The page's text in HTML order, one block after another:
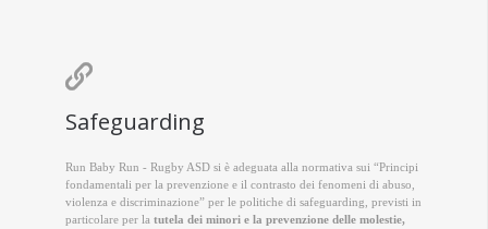

Safeguarding
Run Baby Run - Rugby ASD si è adeguata alla normativa sui “Principi
fondamentali per la prevenzione e il contrasto dei fenomeni di abuso,
violenza e discriminazione” per le politiche di safeguarding, previsti in
particolare per la tutela dei minori e la prevenzione delle molestie,